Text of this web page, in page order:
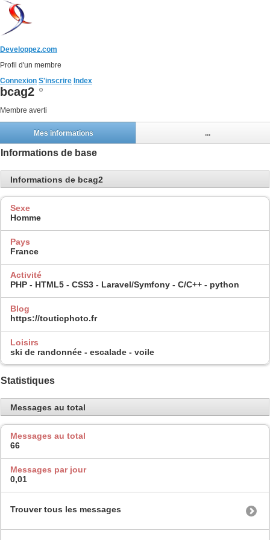
Developpez.com
Profil d'un membre
Connexion S'inscrire Index
bcag2
Membre averti
Mes informations ...
Informations de base
Informations de bcag2
Sexe
Homme
Pays
France
Activité
PHP - HTML5 - CSS3 - Laravel/Symfony - C/C++ - python
Blog
https://touticphoto.fr
Loisirs
ski de randonnée - escalade - voile
Statistiques
Messages au total
Messages au total
66
Messages par jour
0,01
Trouver tous les messages